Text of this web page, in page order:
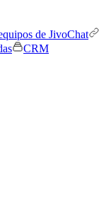
de JivoChat
CRM